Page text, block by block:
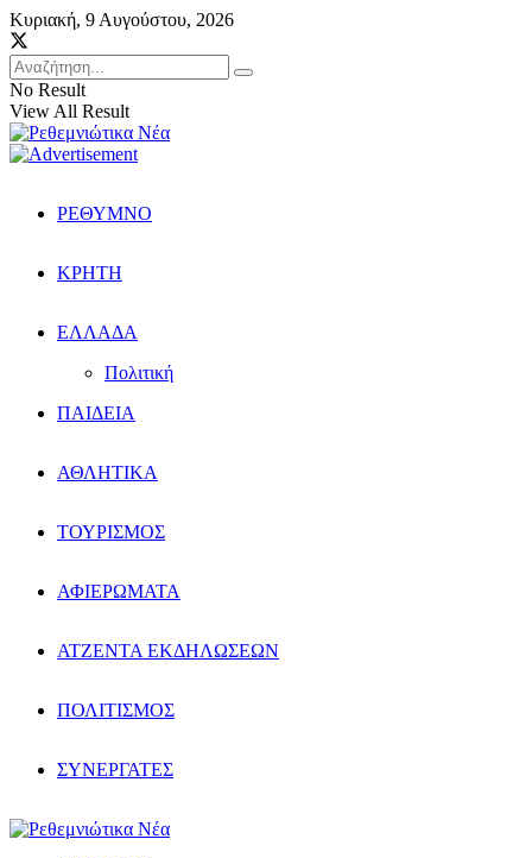
Κυριακή, 9 Αυγούστου, 2026
No Result
View All Result
ΡΕΘΥΜΝΟ
ΚΡΗΤΗ
ΕΛΛΑΔΑ
Πολιτική
ΠΑΙΔΕΙΑ
ΑΘΛΗΤΙΚΑ
ΤΟΥΡΙΣΜΟΣ
ΑΦΙΕΡΩΜΑΤΑ
ΑΤΖΕΝΤΑ ΕΚΔΗΛΩΣΕΩΝ
ΠΟΛΙΤΙΣΜΟΣ
ΣΥΝΕΡΓΑΤΕΣ